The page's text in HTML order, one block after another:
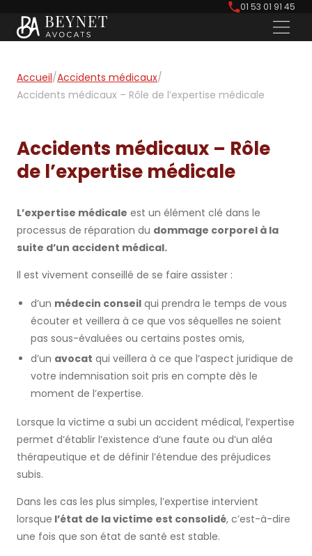
01 53 01 91 45
Accueil/Accidents médicaux/
Accidents médicaux – Rôle de l’expertise médicale
Accidents médicaux – Rôle
de l’expertise médicale
L’expertise médicale est un élément clé dans le
processus de réparation du dommage corporel à la
suite d’un accident médical.
Il est vivement conseillé de se faire assister :
d’un médecin conseil qui prendra le temps de vous
écouter et veillera à ce que vos séquelles ne soient
pas sous-évaluées ou certains postes omis,
d’un avocat qui veillera à ce que l’aspect juridique de
votre indemnisation soit pris en compte dès le
moment de l’expertise.
Lorsque la victime a subi un accident médical, l’expertise
permet d’établir l’existence d’une faute ou d’un aléa
thérapeutique et de définir l’étendue des préjudices
subis.
Dans les cas les plus simples, l’expertise intervient
lorsque l’état de la victime est consolidé, c’est-à-dire
une fois que son état de santé est stable.